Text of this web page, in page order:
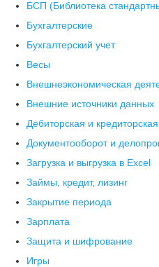
БСП (Библиотека
Бухгалтерские
Бухгалтерский учет
Весы
Внешнеэкономическая
Внешние источники данных
Дебиторская и
Документооборот и
Загрузка и выгрузка в Excel
Займы, кредит, лизинг
Закрытие периода
Зарплата
Защита и шифрование
Игры